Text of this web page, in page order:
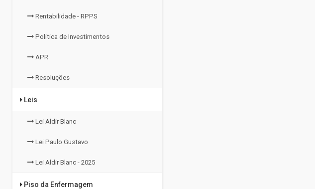
Rentabilidade - RPPS
Politica de Investimentos
APR
Resoluções
Leis
Lei Aldir Blanc
Lei Paulo Gustavo
Lei Aldir Blanc - 2025
Piso da Enfermagem